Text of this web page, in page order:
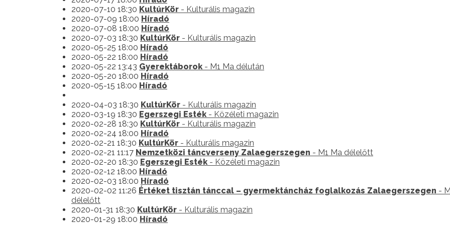
2020-07-10 18:30 KultúrKör - Kulturális magazin
2020-07-09 18:00 Híradó
2020-07-08 18:00 Híradó
2020-07-03 18:30 KultúrKör - Kulturális magazin
2020-05-25 18:00 Híradó
2020-05-22 18:00 Híradó
2020-05-22 13:43 Gyerektáborok - M1 Ma délután
2020-05-20 18:00 Híradó
2020-05-15 18:00 Híradó
2020-04-03 18:30 KultúrKör - Kulturális magazin
2020-03-19 18:30 Egerszegi Esték - Közéleti magazin
2020-02-28 18:30 KultúrKör - Kulturális magazin
2020-02-24 18:00 Híradó
2020-02-21 18:30 KultúrKör - Kulturális magazin
2020-02-21 11:17 Nemzetközi táncverseny Zalaegerszegen - M1 Ma délelőtt
2020-02-20 18:30 Egerszegi Esték - Közéleti magazin
2020-02-12 18:00 Híradó
2020-02-03 18:00 Híradó
2020-02-02 11:26 Értéket tisztán tánccal – gyermektáncház foglalkozás Zalaegerszegen -
délelőtt
2020-01-31 18:30 KultúrKör - Kulturális magazin
2020-01-29 18:00 Híradó